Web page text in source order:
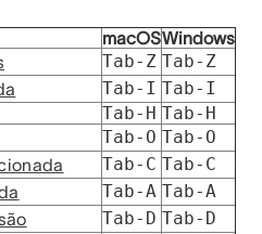
macOSWindows
Tab-Z Tab-Z
Tab-I Tab-I
Tab-H Tab-H
Tab-O Tab-O
Tab-C Tab-C
Tab-A Tab-A
Tab-D Tab-D